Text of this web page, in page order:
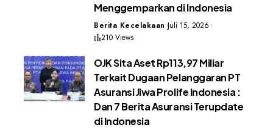
Menggemparkan di Indonesia
Berita Kecelakaan Juli 15, 2026
210 Views
OJK Sita Aset Rp113,97 Miliar
Terkait Dugaan Pelanggaran PT
Asuransi Jiwa Prolife Indonesia :
Dan 7 Berita Asuransi Terupdate
di Indonesia